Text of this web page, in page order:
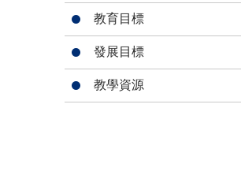
教育目標
發展目標
教學資源